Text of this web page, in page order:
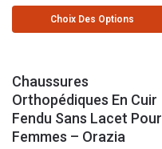
Choix Des Options
Chaussures
Orthopédiques En Cuir
Fendu Sans Lacet Pour
Femmes – Orazia